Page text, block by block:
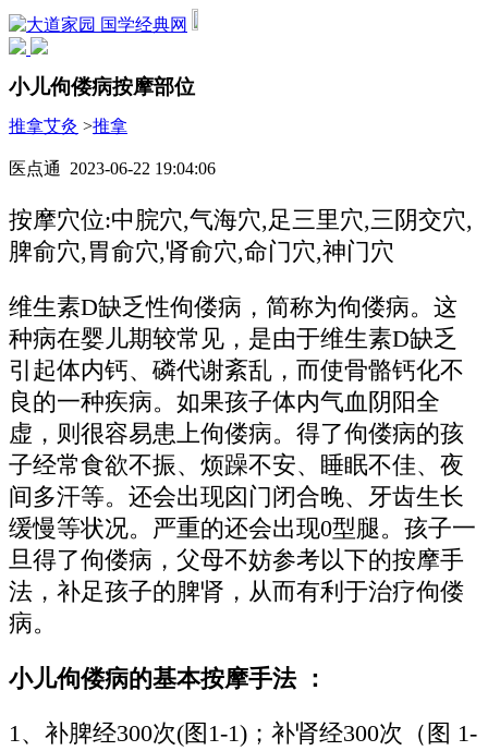
国学经典网
小儿佝偻病按摩部位
推拿艾灸 >推拿
医点通 2023-06-22 19:04:06
按摩穴位:中脘穴,气海穴,足三里穴,三阴交穴,
脾俞穴,胃俞穴,肾俞穴,命门穴,神门穴
维生素D缺乏性佝偻病，简称为佝偻病。这
种病在婴儿期较常见，是由于维生素D缺乏
引起体内钙、磷代谢紊乱，而使骨骼钙化不
良的一种疾病。如果孩子体内气血阴阳全
虚，则很容易患上佝偻病。得了佝偻病的孩
子经常食欲不振、烦躁不安、睡眠不佳、夜
间多汗等。还会出现囟门闭合晚、牙齿生长
缓慢等状况。严重的还会出现0型腿。孩子一
旦得了佝偻病，父母不妨参考以下的按摩手
法，补足孩子的脾肾，从而有利于治疗佝偻
病。
小儿佝偻病的基本按摩手法 ：
1、补脾经300次(图1-1)；补肾经300次（图 1-